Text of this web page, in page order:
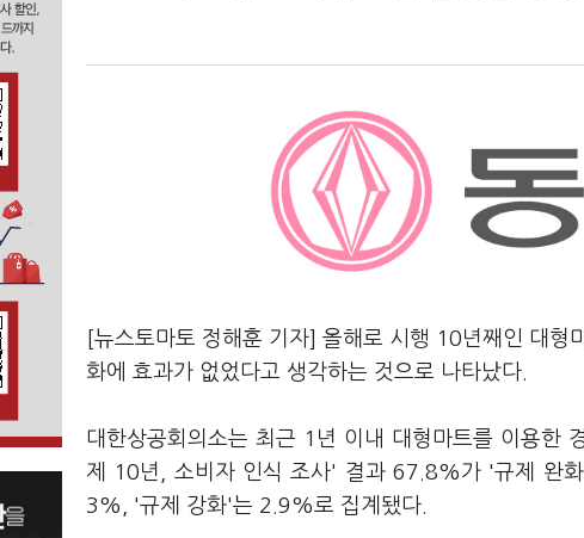
[뉴스토마토 정해훈 기자] 올해로 시행 10년째인 대형
화에 효과가 없었다고 생각하는 것으로 나타났다.
대한상공회의소는 최근 1년 이내 대형마트를 이용한
제 10년, 소비자 인식 조사' 결과 67.8%가 '규제 완
3%, '규제 강화'는 2.9%로 집계됐다.